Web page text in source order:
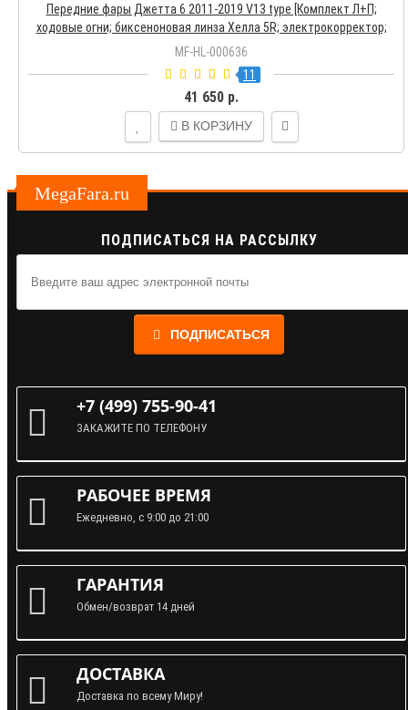
Передние фары Джетта 6 2011-2019 V13 type [Комплект Л+П;
ходовые огни; биксеноновая линза Хелла 5R; электрокорректор;
светодиодный поворотник]
MF-HL-000636
11
41 650 р.
В КОРЗИНУ
MegaFara.ru
ПОДПИСАТЬСЯ НА РАССЫЛКУ
ПОДПИСАТЬСЯ
+7 (499) 755-90-41
ЗАКАЖИТЕ ПО ТЕЛЕФОНУ
РАБОЧЕЕ ВРЕМЯ
Ежедневно, с 9:00 до 21:00
ГАРАНТИЯ
Обмен/возврат 14 дней
ДОСТАВКА
Доставка по всему Миру!